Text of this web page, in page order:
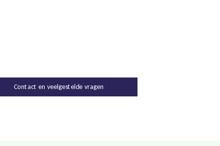
Contact en veelgestelde vragen